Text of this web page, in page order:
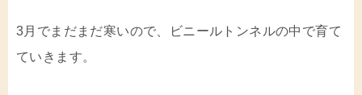
3月でまだまだ寒いので、ビニールトンネルの中で育て
ていきます。